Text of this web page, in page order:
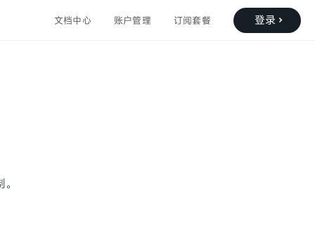
文档中心 账户管理 订阅套餐 登录